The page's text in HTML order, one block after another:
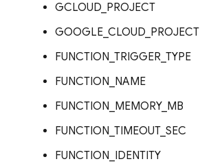
GCLOUD_PROJECT
GOOGLE_CLOUD_PROJECT
FUNCTION_TRIGGER_TYPE
FUNCTION_NAME
FUNCTION_MEMORY_MB
FUNCTION_TIMEOUT_SEC
FUNCTION_IDENTITY